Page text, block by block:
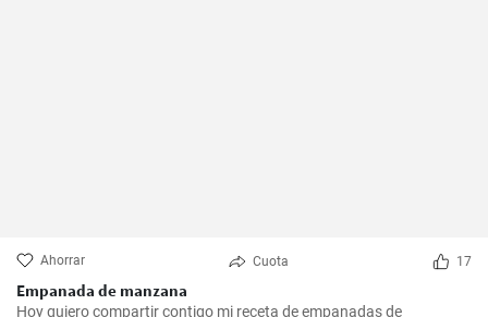
Ahorrar Cuota 17
Empanada de manzana
Hoy quiero compartir contigo mi receta de empanadas de